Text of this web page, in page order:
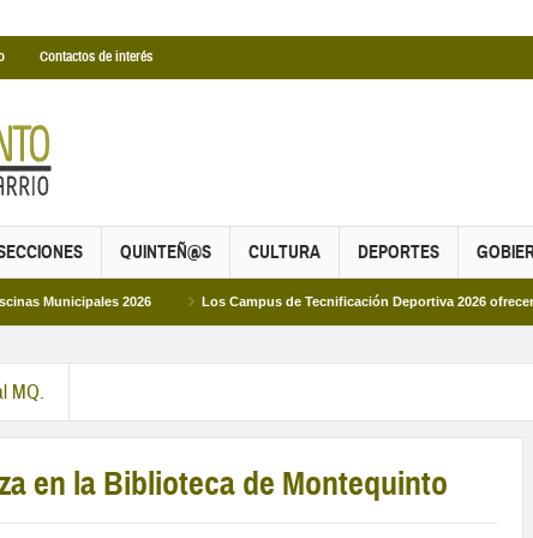
Contactos de interés
QUINTEÑ@S CULTURA DEPORTES
2026 Los Campus de Tecnificación Deportiva 2026 ofrecen cuatro
MQ.
en la Biblioteca de Montequinto